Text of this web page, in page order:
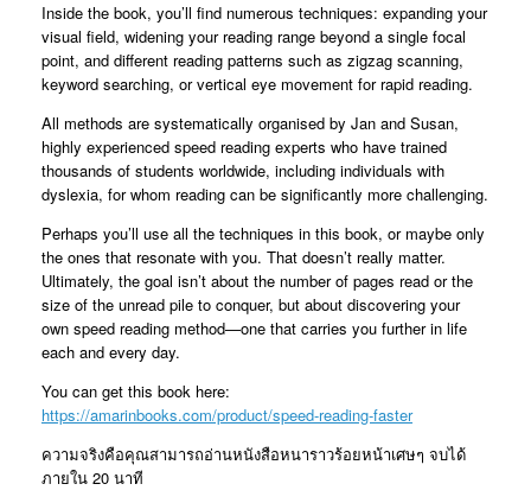
Inside the book, you’ll find numerous techniques: expanding your
visual field, widening your reading range beyond a single focal
point, and different reading patterns such as zigzag scanning,
keyword searching, or vertical eye movement for rapid reading.
All methods are systematically organised by Jan and Susan,
highly experienced speed reading experts who have trained
thousands of students worldwide, including individuals with
dyslexia, for whom reading can be significantly more challenging.
Perhaps you’ll use all the techniques in this book, or maybe only
the ones that resonate with you. That doesn’t really matter.
Ultimately, the goal isn’t about the number of pages read or the
size of the unread pile to conquer, but about discovering your
own speed reading method—one that carries you further in life
each and every day.
You can get this book here:
https://amarinbooks.com/product/speed-reading-faster
ความจริงคือคุณสามารถอ่านหนังสือหนาราวร้อยหน้าเศษๆ จบได้
ภายใน 20 นาที